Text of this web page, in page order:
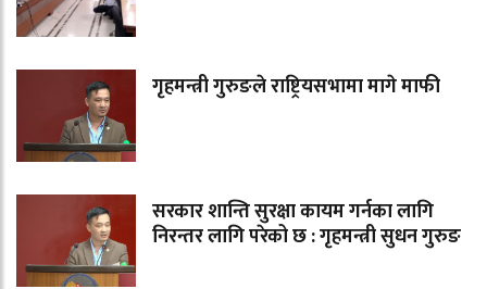
गृहमन्त्री गुरुङले राष्ट्रियसभामा मागे माफी
सरकार शान्ति सुरक्षा कायम गर्नका लागि
निरन्तर लागि परेको छ : गृहमन्त्री सुधन गुरुङ